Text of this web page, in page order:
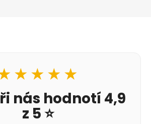
nás hodnotí 4,9
z 5 ⭐